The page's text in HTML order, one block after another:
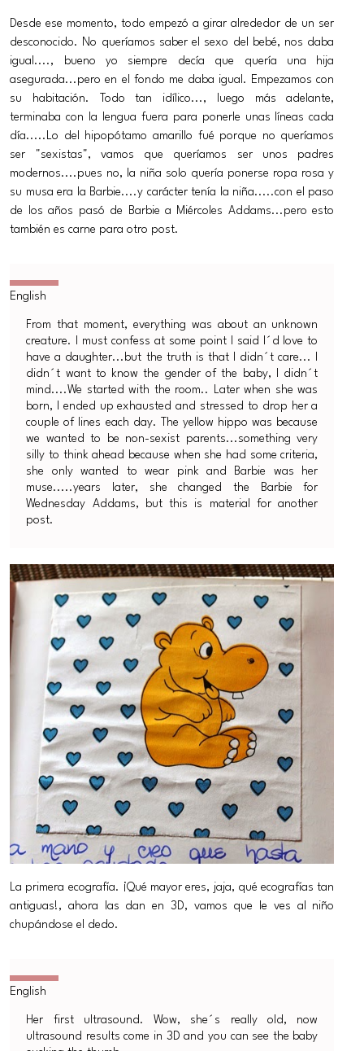
Desde ese momento, todo empezó a girar alrededor de un ser
desconocido. No queríamos saber el sexo del bebé, nos daba
igual...., bueno yo siempre decía que quería una hija
asegurada...pero en el fondo me daba igual. Empezamos con
su habitación. Todo tan idílico..., luego más adelante,
terminaba con la lengua fuera para ponerle unas líneas cada
día.....Lo del hipopótamo amarillo fué porque no queríamos
ser "sexistas", vamos que queríamos ser unos padres
modernos....pues no, la niña solo quería ponerse ropa rosa y
su musa era la Barbie....y carácter tenía la niña.....con el paso
de los años pasó de Barbie a Miércoles Addams...pero esto
también es carne para otro post.
From that moment, everything was about an unknown
creature. I must confess at some point I said I´d love to
have a daughter...but the truth is that I didn´t care... I
didn´t want to know the gender of the baby, I didn´t
mind....We started with the room.. Later when she was
born, I ended up exhausted and stressed to drop her a
couple of lines each day. The yellow hippo was because
we wanted to be non-sexist parents...something very
silly to think ahead because when she had some criteria,
she only wanted to wear pink and Barbie was her
muse.....years later, she changed the Barbie for
Wednesday Addams, but this is material for another
post.
La primera ecografía. ¡Qué mayor eres, jaja, qué ecografías tan
antiguas!, ahora las dan en 3D, vamos que le ves al niño
chupándose el dedo.
Her first ultrasound. Wow, she´s really old, now
ultrasound results come in 3D and you can see the baby